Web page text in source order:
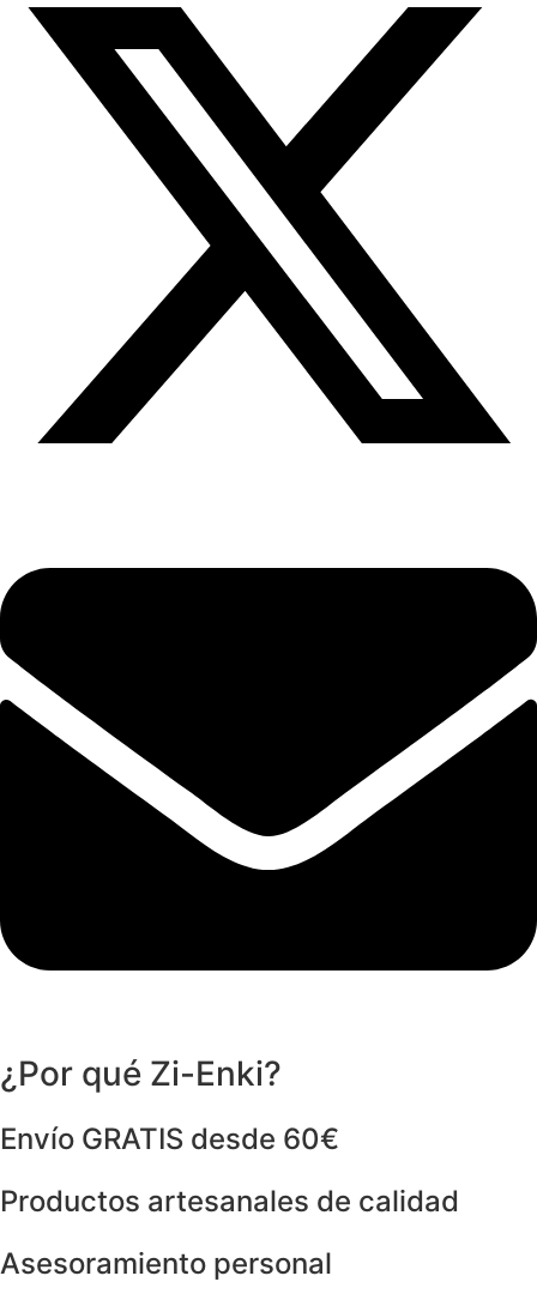
¿Por qué Zi-Enki?
Envío GRATIS desde 60€
Productos artesanales de calidad
Asesoramiento personal